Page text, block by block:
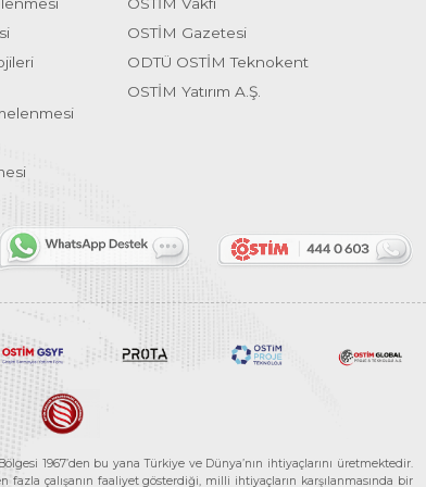
OSTİM Gazetesi
ODTÜ OSTİM Teknokent
OSTİM Yatırım A.Ş.
1967’den bu yana Türkiye ve Dünya’nın ihtiyaçlarını üretmektedir.
çalışanın faaliyet gösterdiği, milli ihtiyaçların karşılanmasında bir